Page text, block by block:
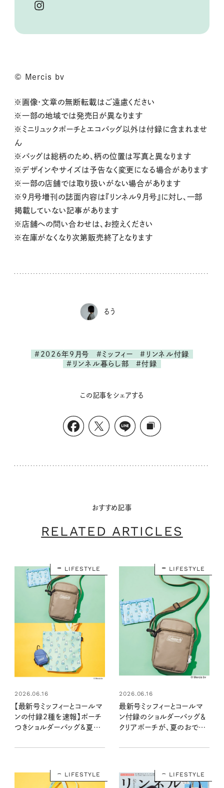
© Mercis bv
※画像・文章の無断転載はご遠慮ください
※一部の地域では発売日が異なります
※ミニリュックポーチとエコバッグ以外は付録に含まれませ
ん
※バッグは総柄のため、柄の位置は写真と異なります
※デザインやサイズは予告なく変更になる場合があります
※一部の店舗では取り扱いがない場合があります
※9月号増刊の誌面内容は『リンネル9月号』に対し、一部
掲載していない記事があります
※店舗への問い合わせは、お控えください
※在庫がなくなり次第販売終了となります
るう
#2026年9月号 #ミッフィー
#リンネル付録
#リンネル暮らし部
#付録
この記事をシェアする
おすすめ記事
RELATED ARTICLES
LIFESTYLE
2026.06.16
【最新号ミッフィーとコールマ
ンの付録2種を速報】ポーチ
つきショルダーバッグ&夏柄
7/21発売リンネル2026年
LIFESTYLE
2026.06.16
最新号ミッフィーとコールマ
ン付録のショルダーバッグ＆
クリアポーチが、夏のおでか
発売リンネル2026年9月号
LIFESTYLE LIFESTYLE